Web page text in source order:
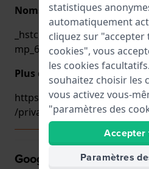
Noms de cookies
_hstc, _ga, hubspotutk,
Plus d'information
https://www.hotjar.com
/privacy.
Google Tag Manager
statistiques
automatiquement
cliquez sur "accepter
cookies", vous
les cookies
souhaitez choisir les
vous activez vous-
"paramètres des
Accepter
Paramètres